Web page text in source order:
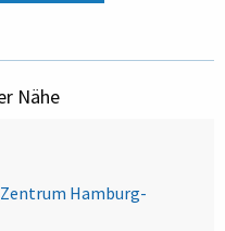
Nähe
Hamburg-